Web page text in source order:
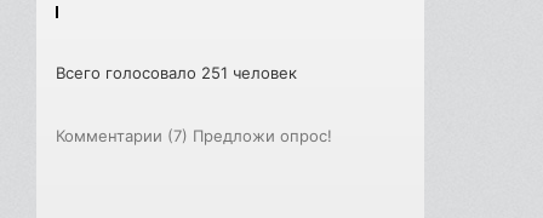
Всего голосовало 251 человек
Комментарии (7) Предложи опрос!